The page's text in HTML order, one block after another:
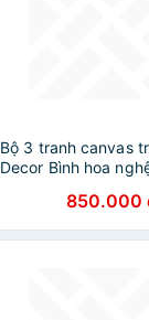
Bộ 3 tranh canvas
Decor Bình hoa
850.000